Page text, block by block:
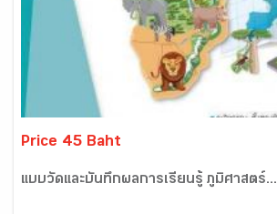
Price 45 Baht
แบบวัดและบันทึกผลการเรียนรู้ ภูมิศาสตร์...